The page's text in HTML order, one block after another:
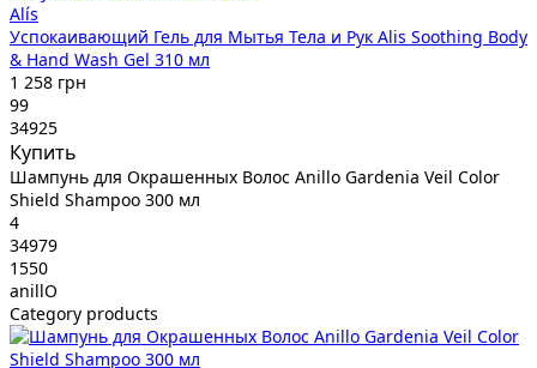
Alís
Успокаивающий Гель для Мытья Тела и Рук Alis Soothing Body
& Hand Wash Gel 310 мл
1 258 грн
99
34925
Купить
Шампунь для Окрашенных Волос Anillo Gardenia Veil Color
Shield Shampoo 300 мл
4
34979
1550
anillO
Category products